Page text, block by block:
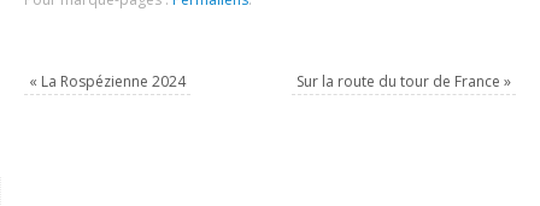
« La Rospézienne 2024 Sur la route du tour de France »